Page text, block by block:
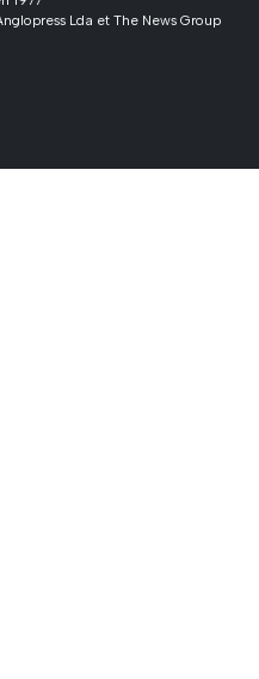
Lda et The News Group